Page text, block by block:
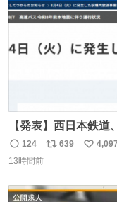
【発表】西日本鉄
「被害届も検討」
に西鉄福岡（天神）
送設備に外部から不
返
信
124
リ
ト
639
い
数
4,097
13時間前